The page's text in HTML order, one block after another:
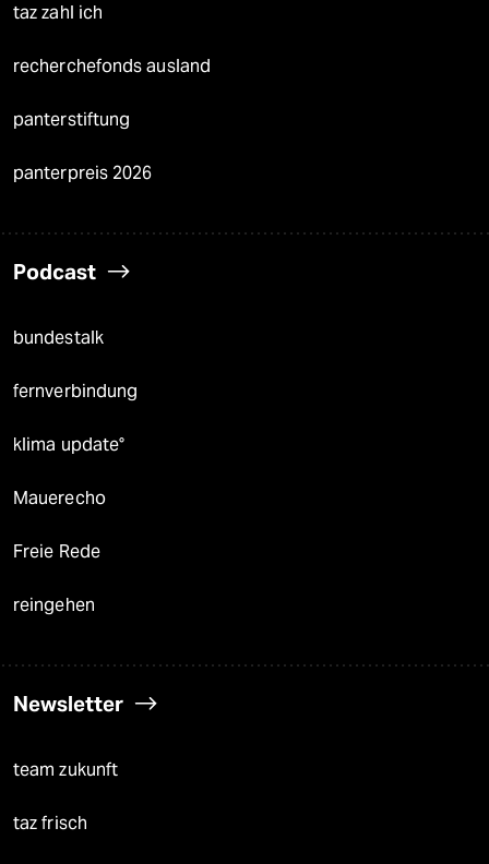
taz zahl ich
recherchefonds ausland
panterstiftung
panterpreis 2026
Podcast
bundestalk
fernverbindung
klima update°
Mauerecho
Freie Rede
reingehen
Newsletter
team zukunft
taz frisch